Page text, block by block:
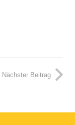
Nächster Beitrag